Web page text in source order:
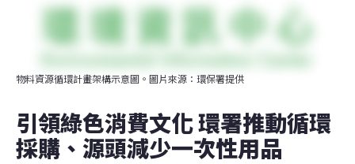
物料資源循環計畫架構示意圖。圖片來源：環保署提供
引領綠色消費文化 環署推動循環
採購、源頭減少一次性用品